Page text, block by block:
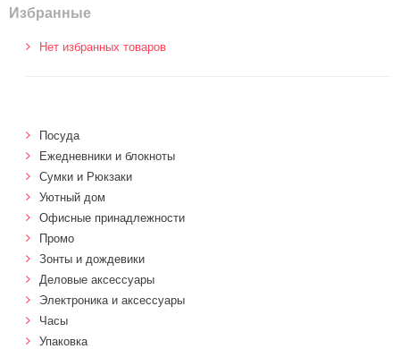
Избранные
Нет избранных товаров
Посуда
Ежедневники и блокноты
Сумки и Рюкзаки
Уютный дом
Офисные принадлежности
Промо
Зонты и дождевики
Деловые аксессуары
Электроника и аксессуары
Часы
Упаковка